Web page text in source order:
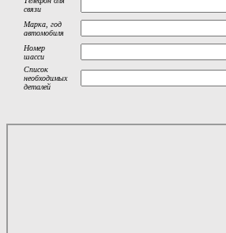
связи
Марка, год
автомобиля
Номер
шасси
Список
необходимых
деталей